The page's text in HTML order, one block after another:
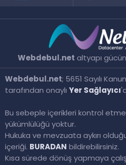
Webdebul.net; 5651 Sayılı
tarafından onaylı Yer Sağlayıcı
Bu sebeple içerikleri kontrol
yükümlülüğü yoktur.
Hukuka ve mevzuata aykırı
içeriği. BURADAN bildirebilirsiniz.
Kısa sürede dönüş yapmaya
Webdebul.net altyapı